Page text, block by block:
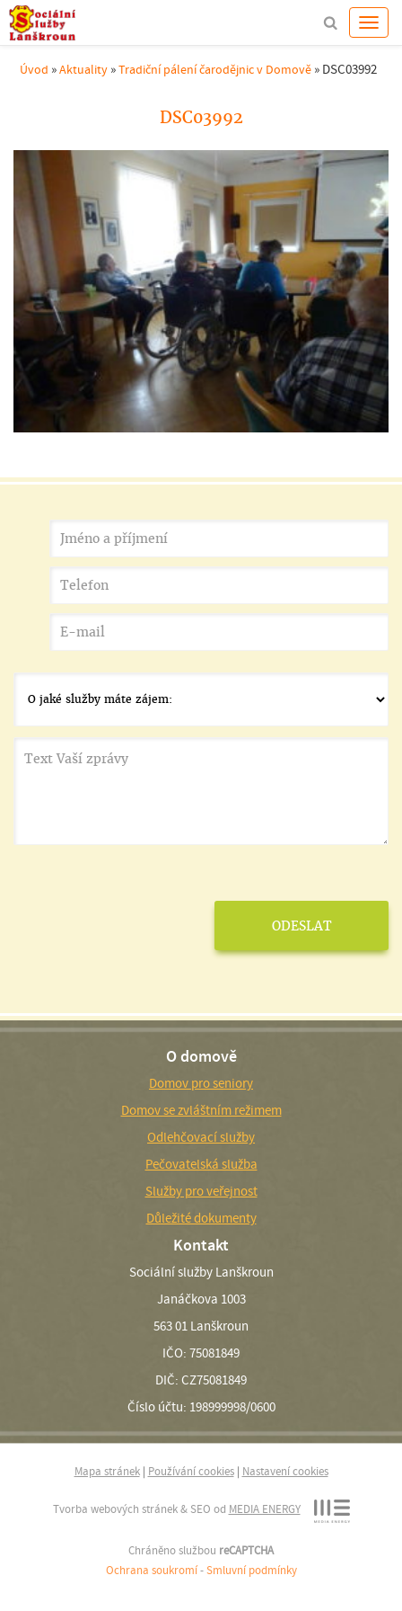
Úvod »Aktuality »Tradiční pálení čarodějnic v Domově » DSC03992
DSC03992
O domově
Domov pro seniory
Domov se zvláštním režimem
Odlehčovací služby
Pečovatelská služba
Služby pro veřejnost
Důležité dokumenty
Kontakt
Sociální služby Lanškroun
Janáčkova 1003
563 01 Lanškroun
IČO: 75081849
DIČ: CZ75081849
Číslo účtu: 198999998/0600
Mapa stránek| Používání cookies| Nastavení cookies
Tvorba webových stránek & SEO od MEDIA ENERGY
Chráněno službou reCAPTCHA
Ochrana soukromí -Smluvní podmínky